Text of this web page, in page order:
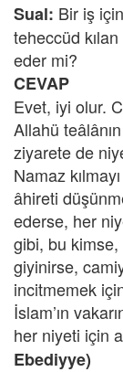
Sual: Bir iş
teheccüd
eder mi?
CEVAP
Evet, iyi olur.
Allahü
ziyarete de
Namaz
âhireti
ederse, her
gibi, bu
giyinirse,
incitmemek
İslam’ın
her niyeti için
Ebediyye)